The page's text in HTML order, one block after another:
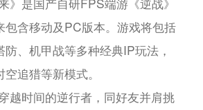
包含移动及PC版本。游戏将包括
、机甲战等多种经典IP玩法，
追猎等新模式。
越时间的逆行者，同好友并肩挑